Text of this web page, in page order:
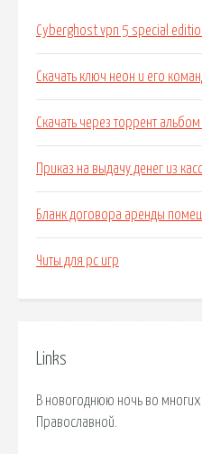
Cyberghost vpn 5 special
Скачать ключ неон и его
Скачать через торрент
Приказ на выдачу денег из
Бланк договора аренды
Читы для pc игр
Links
В новогоднюю ночь во
Православной.